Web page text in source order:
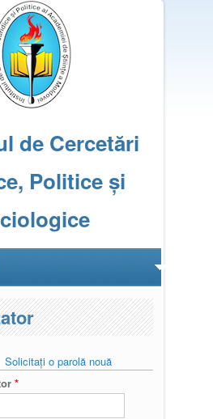
de Cercetări
Politice și
Solicitaţi o parolă nouă
*